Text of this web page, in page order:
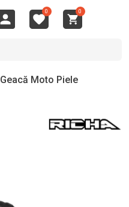
0 0
Geacă Moto Piele